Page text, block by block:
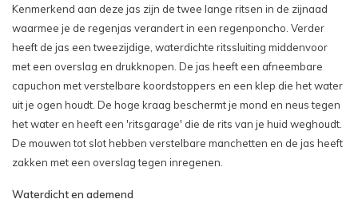
Kenmerkend aan deze jas zijn de twee lange ritsen in de zijnaad
waarmee je de regenjas verandert in een regenponcho. Verder
heeft de jas een tweezijdige, waterdichte ritssluiting middenvoor
met een overslag en drukknopen. De jas heeft een afneembare
capuchon met verstelbare koordstoppers en een klep die het water
uit je ogen houdt. De hoge kraag beschermt je mond en neus tegen
het water en heeft een 'ritsgarage' die de rits van je huid weghoudt.
De mouwen tot slot hebben verstelbare manchetten en de jas heeft
zakken met een overslag tegen inregenen.
Waterdicht en ademend